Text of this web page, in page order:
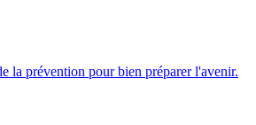
la prévention pour bien préparer l'avenir.